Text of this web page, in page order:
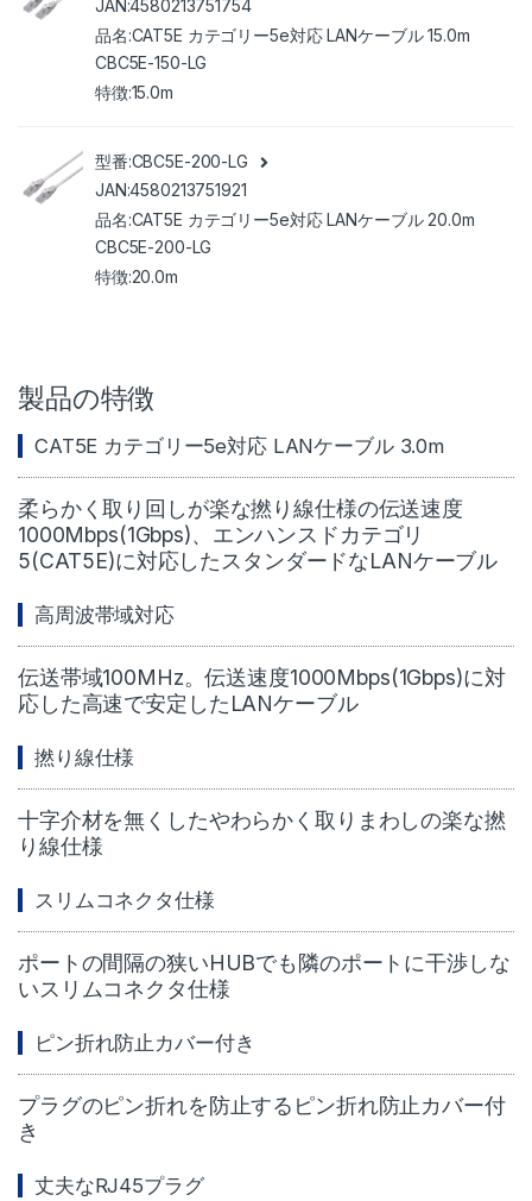
4580213751754
CAT5E カテゴリー5e対応 LANケーブル 15.0m
CBC5E-150-LG
15.0m
CBC5E-200-LG
4580213751921
CAT5E カテゴリー5e対応 LANケーブル 20.0m
CBC5E-200-LG
20.0m
製品の特徴
CAT5E カテゴリー5e対応 LANケーブル 3.0m
柔らかく取り回しが楽な撚り線仕様の伝送速度
1000Mbps(1Gbps)、エンハンスドカテゴリ
5(CAT5E)に対応したスタンダードなLANケーブル
高周波帯域対応
伝送帯域100MHz。伝送速度1000Mbps(1Gbps)に対
応した高速で安定したLANケーブル
撚り線仕様
十字介材を無くしたやわらかく取りまわしの楽な撚
り線仕様
スリムコネクタ仕様
ポートの間隔の狭いHUBでも隣のポートに干渉しな
いスリムコネクタ仕様
ピン折れ防止カバー付き
プラグのピン折れを防止するピン折れ防止カバー付
き
丈夫なRJ45プラグ